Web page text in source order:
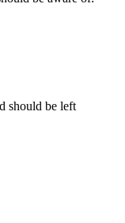
should be left